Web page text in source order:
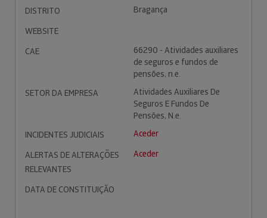
DISTRITO
Bragança
WEBSITE
CAE
66290 - Atividades auxiliares
de seguros e fundos de
pensões, n.e.
SETOR DA EMPRESA
Atividades Auxiliares De
Seguros E Fundos De
Pensões, N.e.
INCIDENTES JUDICIAIS
Aceder
ALERTAS DE ALTERAÇÕES
RELEVANTES
Aceder
DATA DE CONSTITUIÇÃO